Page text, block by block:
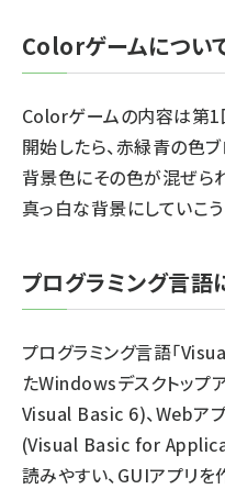
Colorゲームについ
Colorゲームの内容は第1
開始したら、赤緑青の色ブ
背景色にその色が混ぜら
真っ白な背景にしていこう
プログラミング言語
プログラミング言語「
たWindowsデスクトップ
Visual Basic 6)、Webア
(Visual Basic for
読みやすい、GUIアプリ